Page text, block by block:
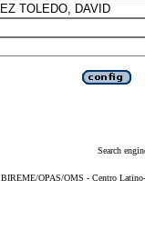
Search
BIREME/OPAS/OMS - Centro Latino-